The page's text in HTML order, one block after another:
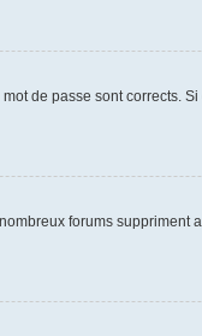
de passe sont
forums